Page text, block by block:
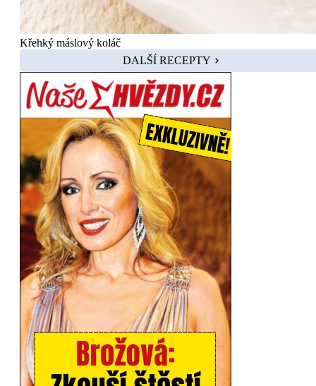
Křehký máslový koláč
DALŠÍ RECEPTY